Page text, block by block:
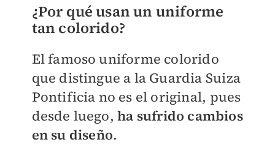
¿Por qué usan un uniforme
tan colorido?
El famoso uniforme colorido
que distingue a la Guardia Suiza
Pontificia no es el original, pues
desde luego,ha sufrido cambios
en su diseño.